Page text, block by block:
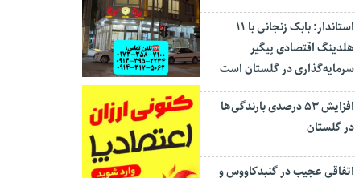
استاندار: بابک زنجانی با ۱۱
هلدینگ اقتصادی پیگیر
سرمایه‌گذاری در گلستان است
افزایش ۵۳ درصدی بارندگی‌ها
در گلستان
اتفاقی عجیب در‌ گنبدکاووس و